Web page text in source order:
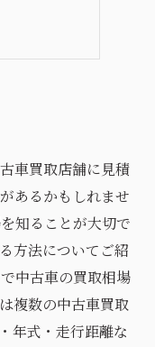
車買取店舗に見積
あるかもしれませ
知ることが大切で
方法についてご紹
中古車の買取相場
複数の中古車買取
年式・走行距離な